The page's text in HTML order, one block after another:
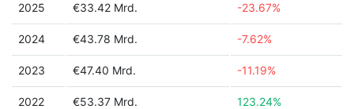
2025 €33.42 Mrd. -23.67%
2024 €43.78 Mrd. -7.62%
2023 €47.40 Mrd. -11.19%
2022 €53.37 Mrd. 123.24%